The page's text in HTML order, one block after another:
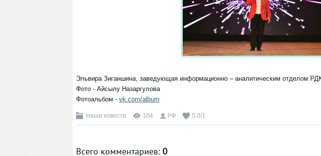
Эльвира Зиганшина, заведующая информационно – аналитическим отделом
Фото - Айсылу Назаргулова
Фотоальбом - vk.com/album
Наши новости 104 РФ 5.0/1
Всего комментариев: 0